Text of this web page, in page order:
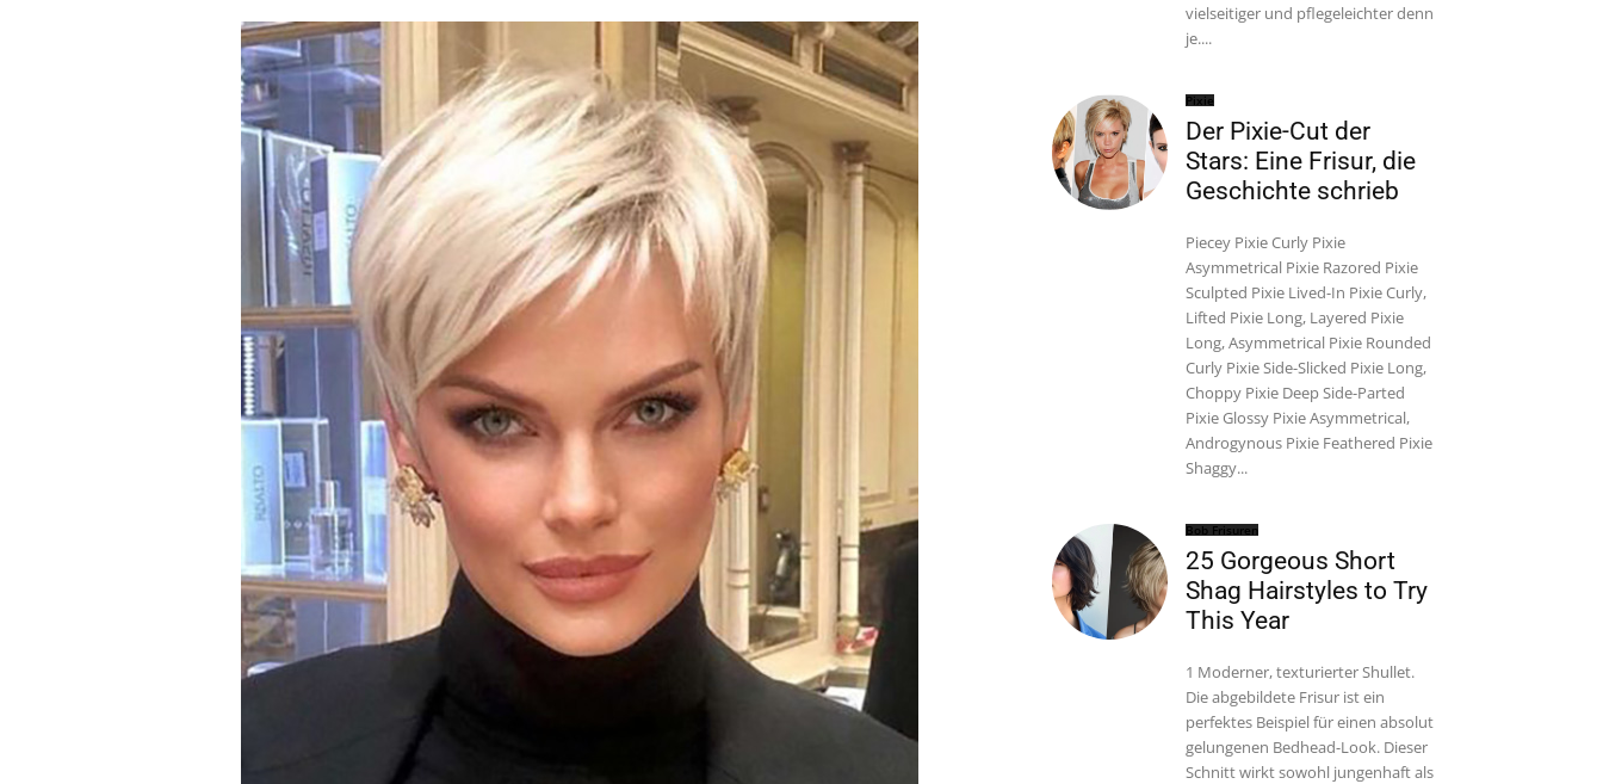
vielseitiger und pflegeleichter denn
je....
Pixie
Der Pixie-Cut der
Stars: Eine Frisur, die
Geschichte schrieb
Piecey Pixie Curly Pixie
Asymmetrical Pixie Razored Pixie
Sculpted Pixie Lived-In Pixie Curly,
Lifted Pixie Long, Layered Pixie
Long, Asymmetrical Pixie Rounded
Curly Pixie Side-Slicked Pixie Long,
Choppy Pixie Deep Side-Parted
Pixie Glossy Pixie Asymmetrical,
Androgynous Pixie Feathered Pixie
Shaggy...
Bob Frisuren
25 Gorgeous Short
Shag Hairstyles to Try
This Year
1 Moderner, texturierter Shullet.
Die abgebildete Frisur ist ein
perfektes Beispiel für einen absolut
gelungenen Bedhead-Look. Dieser
Schnitt wirkt sowohl jungenhaft als